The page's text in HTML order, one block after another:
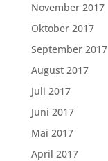
November 2017
Oktober 2017
September 2017
August 2017
Juli 2017
Juni 2017
Mai 2017
April 2017